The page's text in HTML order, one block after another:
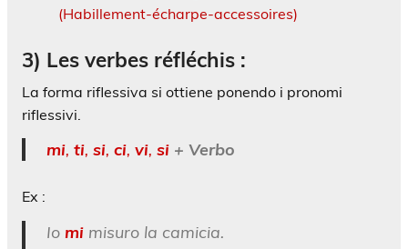
(Habillement-écharpe-accessoires)
3) Les verbes réfléchis :
La forma riflessiva si ottiene ponendo i pronomi
riflessivi.
mi, ti, si, ci, vi, si + Verbo
Ex :
Io mi misuro la camicia.